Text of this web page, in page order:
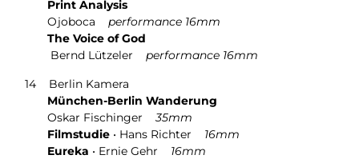
Print Analysis
Ojobocaperformance 16mm
The Voice of God
Bernd Lützeler performance 16mm
14 Berlin Kamera
München-Berlin Wanderung
Oskar Fischinger35mm
Filmstudie • Hans Richter 16mm
Eureka • Ernie Gehr 16mm